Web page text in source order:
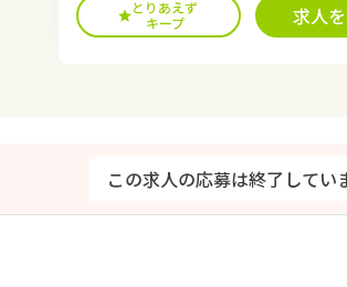
とりあえず
キープ
求人
この求人の応募は終了してい